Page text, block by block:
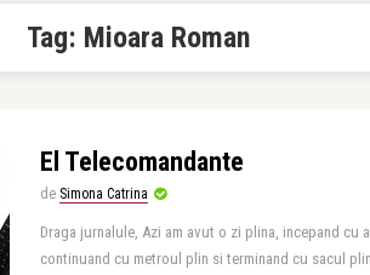
Tag: Mioara Roman
El Telecomandante
de Simona Catrina
Draga jurnalule, Azi am avut o zi plina, incepand cu
continuand cu metroul plin si terminand cu sacul